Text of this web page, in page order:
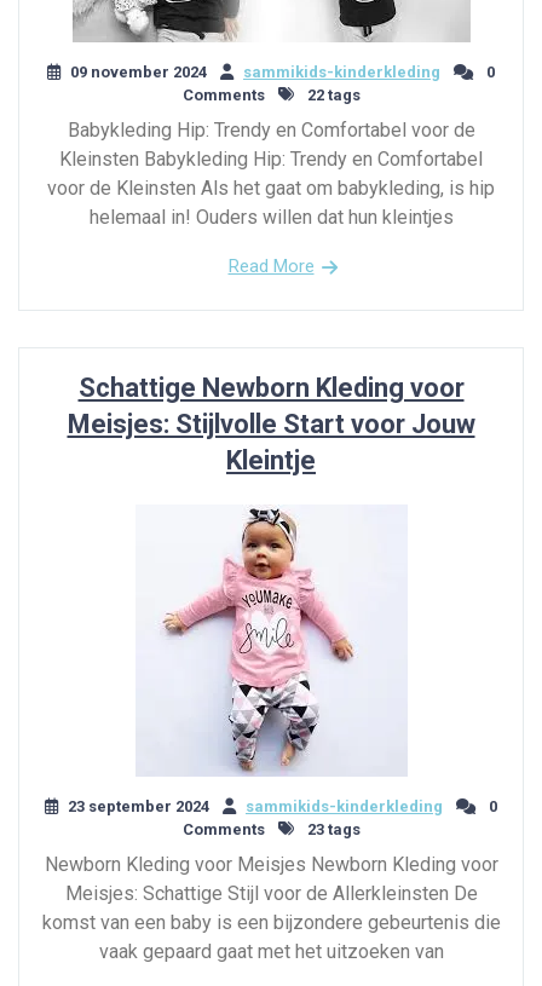
09 november 2024 sammikids-kinderkleding
0
Comments
22 tags
Babykleding Hip: Trendy en Comfortabel voor de
Kleinsten Babykleding Hip: Trendy en Comfortabel
voor de Kleinsten Als het gaat om babykleding, is hip
helemaal in! Ouders willen dat hun kleintjes
Read More
Schattige Newborn Kleding voor
Meisjes: Stijlvolle Start voor Jouw
Kleintje
23 september 2024 sammikids-kinderkleding
0
Comments
23 tags
Newborn Kleding voor Meisjes Newborn Kleding voor
Meisjes: Schattige Stijl voor de Allerkleinsten De
komst van een baby is een bijzondere gebeurtenis die
vaak gepaard gaat met het uitzoeken van